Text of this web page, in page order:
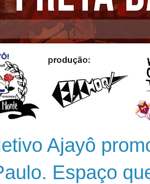
Ajayô
Espaço